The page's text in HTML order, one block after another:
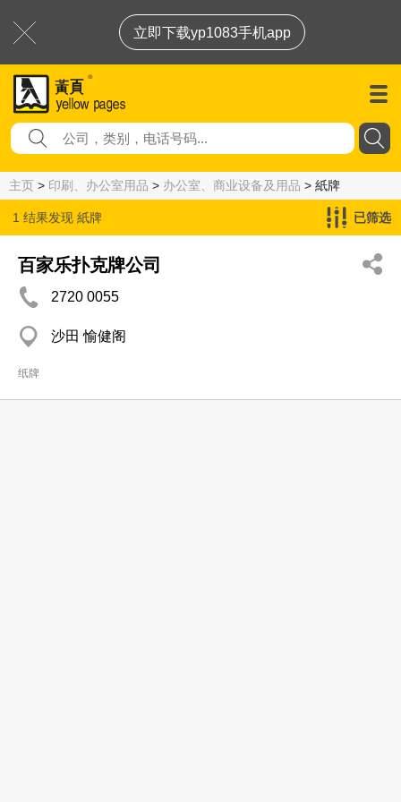
立即下载yp1083手机app
主页 > 印刷、办公室用品 > 办公室、商业设备及用品 > 紙牌
1 结果发现 紙牌 已筛选
百家乐扑克牌公司
2720 0055
沙田 愉健阁
纸牌